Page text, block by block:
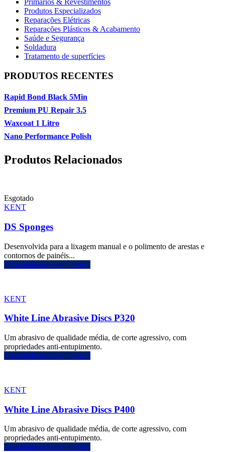
Primários & Revestimentos
Produtos Especializados
Reparações Elétricas
Reparações Plásticos & Acabamento
Saúde e Segurança
Soldadura
Tratamento de superfícies
PRODUTOS RECENTES
Rapid Bond Black 5Min
Premium PU Repair 3.5
Waxcoat 1 Litro
Nano Performance Polish
Produtos Relacionados
Esgotado
KENT
DS Sponges
Desenvolvida para a lixagem manual e o polimento de arestas e
contornos de painéis...
Faça login para ver o preço
KENT
White Line Abrasive Discs P320
Um abrasivo de qualidade média, de corte agressivo, com
propriedades anti-entupimento.
Faça login para ver o preço
KENT
White Line Abrasive Discs P400
Um abrasivo de qualidade média, de corte agressivo, com
propriedades anti-entupimento.
Faça login para ver o preço